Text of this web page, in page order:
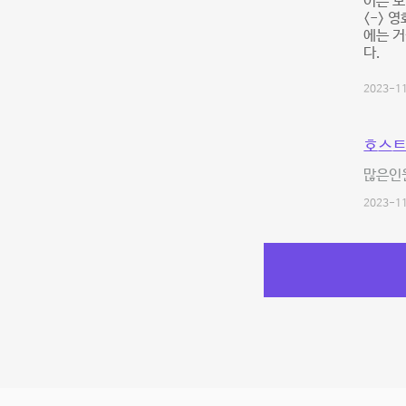
<-> 영
에는
다.
2023-
호스
많은
2023-